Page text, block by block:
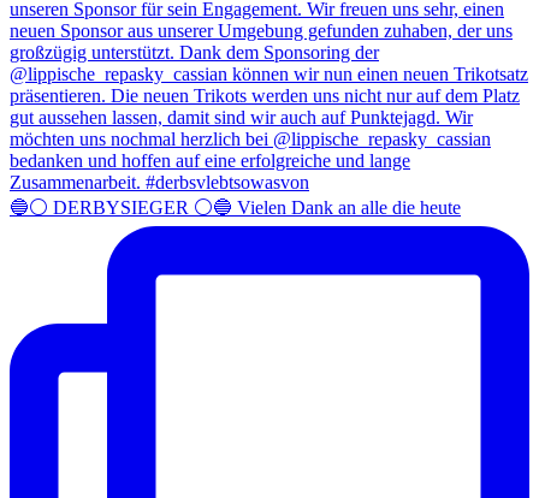
🔵⚪️ DERBYSIEGER ⚪️🔵 Vielen Dank an alle die heute